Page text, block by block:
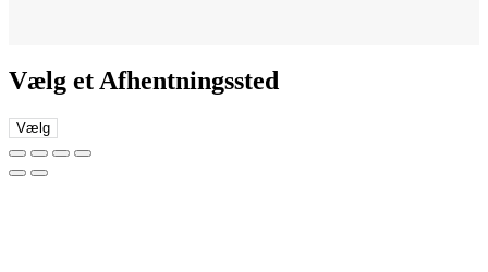
Vælg et Afhentningssted
Vælg